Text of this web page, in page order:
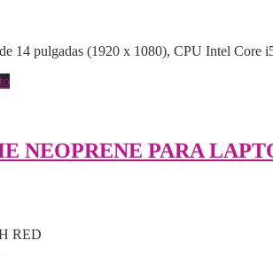
14 pulgadas (1920 x 1080), CPU Intel
NEOPRENE PARA
RED